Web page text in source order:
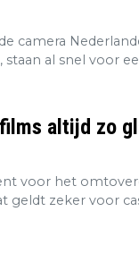
camera
al snel voor
altijd zo
voor het
geldt zeker voor